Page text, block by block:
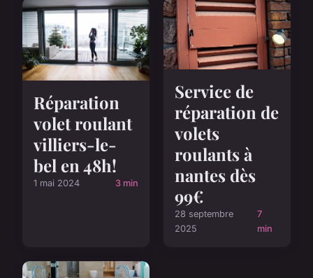
Réparation
volet roulant
villiers-le-
bel en 48h!
1 mai 2024 3 min
Service de
réparation de
volets
roulants à
nantes dès
99€
28 septembre
2025
7
min